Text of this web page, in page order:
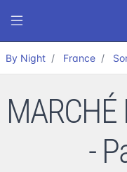
By Night France
MARCHÉ
-